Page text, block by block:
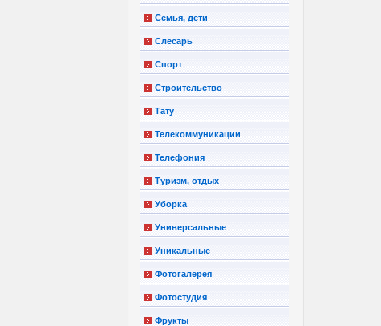
Семья, дети
Слесарь
Спорт
Строительство
Тату
Телекоммуникации
Телефония
Туризм, отдых
Уборка
Универсальные
Уникальные
Фотогалерея
Фотостудия
Фрукты